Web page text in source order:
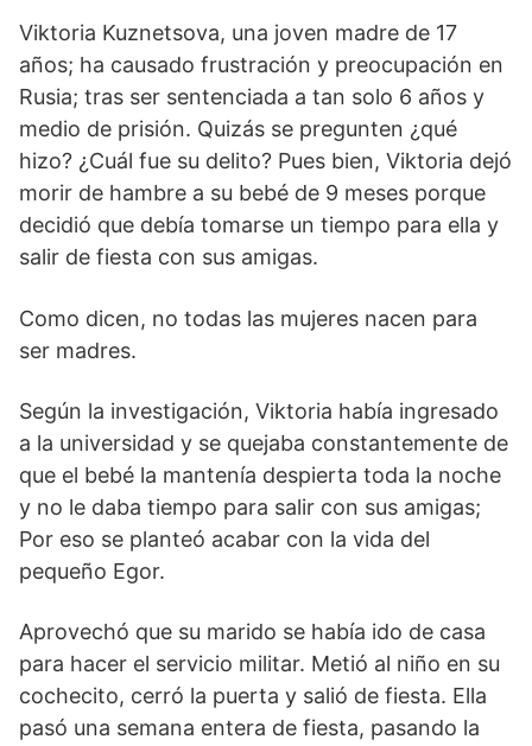
Viktoria Kuznetsova, una joven madre de 17
años; ha causado frustración y preocupación en
Rusia; tras ser sentenciada a tan solo 6 años y
medio de prisión. Quizás se pregunten ¿qué
hizo? ¿Cuál fue su delito? Pues bien, Viktoria dejó
morir de hambre a su bebé de 9 meses porque
decidió que debía tomarse un tiempo para ella y
salir de fiesta con sus amigas.
Como dicen, no todas las mujeres nacen para
ser madres.
Según la investigación, Viktoria había ingresado
a la universidad y se quejaba constantemente de
que el bebé la mantenía despierta toda la noche
y no le daba tiempo para salir con sus amigas;
Por eso se planteó acabar con la vida del
pequeño Egor.
Aprovechó que su marido se había ido de casa
para hacer el servicio militar. Metió al niño en su
cochecito, cerró la puerta y salió de fiesta. Ella
pasó una semana entera de fiesta, pasando la